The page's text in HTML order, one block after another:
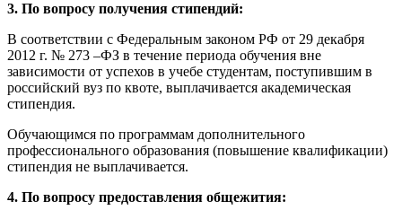
3. По вопросу получения стипендий:
В соответствии с Федеральным законом РФ от 29 декабря
2012 г. № 273 –ФЗ в течение периода обучения вне
зависимости от успехов в учебе студентам, поступившим в
российский вуз по квоте, выплачивается академическая
стипендия.
Обучающимся по программам дополнительного
профессионального образования (повышение квалификации)
стипендия не выплачивается.
4. По вопросу предоставления общежития: